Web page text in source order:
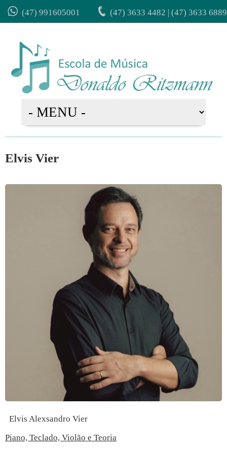
(47) 3633 4482 | (47) 3633 6889
(47) 991605001
Elvis Vier
Elvis Alexsandro Vier
Piano, Teclado, Violão e Teoria